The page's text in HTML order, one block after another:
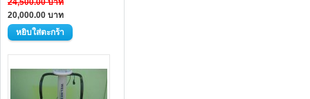
24,500.00 บาท
20,000.00 บาท